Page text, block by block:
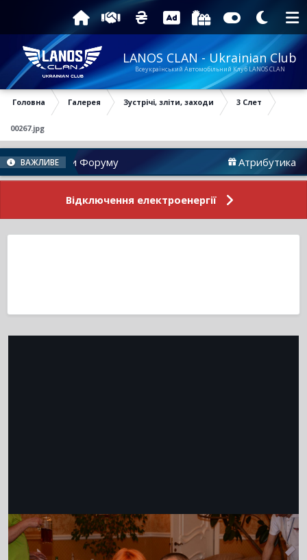
LANOS CLAN - Ukrainian Club
Всеукраїнський Автомобільний Клуб LANOS CLAN
Головна Галерея Зустрічі, зліти, заходи 3 Слет
00267.jpg
ВАЖЛИВЕ
Новини Форуму Атрибутика
Відключення електроенергії